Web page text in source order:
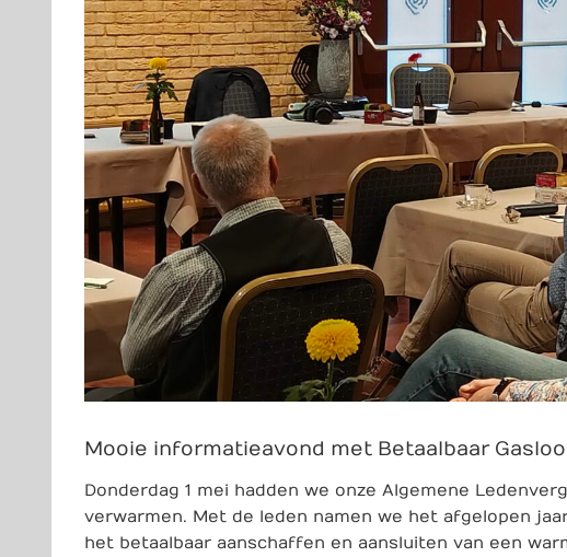
Mooie informatieavond met Betaalbaar
Donderdag 1 mei hadden we onze Algemene
verwarmen. Met de leden namen we het afgelopen
het betaalbaar aanschaffen en aansluiten van een